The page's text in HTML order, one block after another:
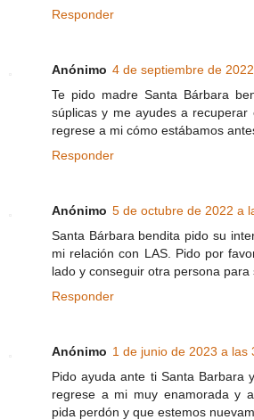
Responder
Anónimo 4 de septiembre de
Te pido madre Santa Bárbara
súplicas y me ayudes a
regrese a mi cómo estábamos
Responder
Anónimo 5 de octubre de 2022 a
Santa Bárbara bendita pido su
mi relación con LAS. Pido por
lado y conseguir otra persona para
Responder
Anónimo 1 de junio de 2023 a las
Pido ayuda ante ti Santa Barbara
regrese a mi muy enamorada y
pida perdón y que estemos